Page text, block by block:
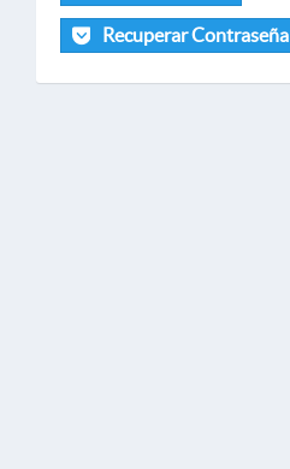
Recuperar Contraseña